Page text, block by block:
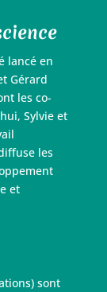
lancé en
Gérard
les co-
Sylvie et
les
et
sont